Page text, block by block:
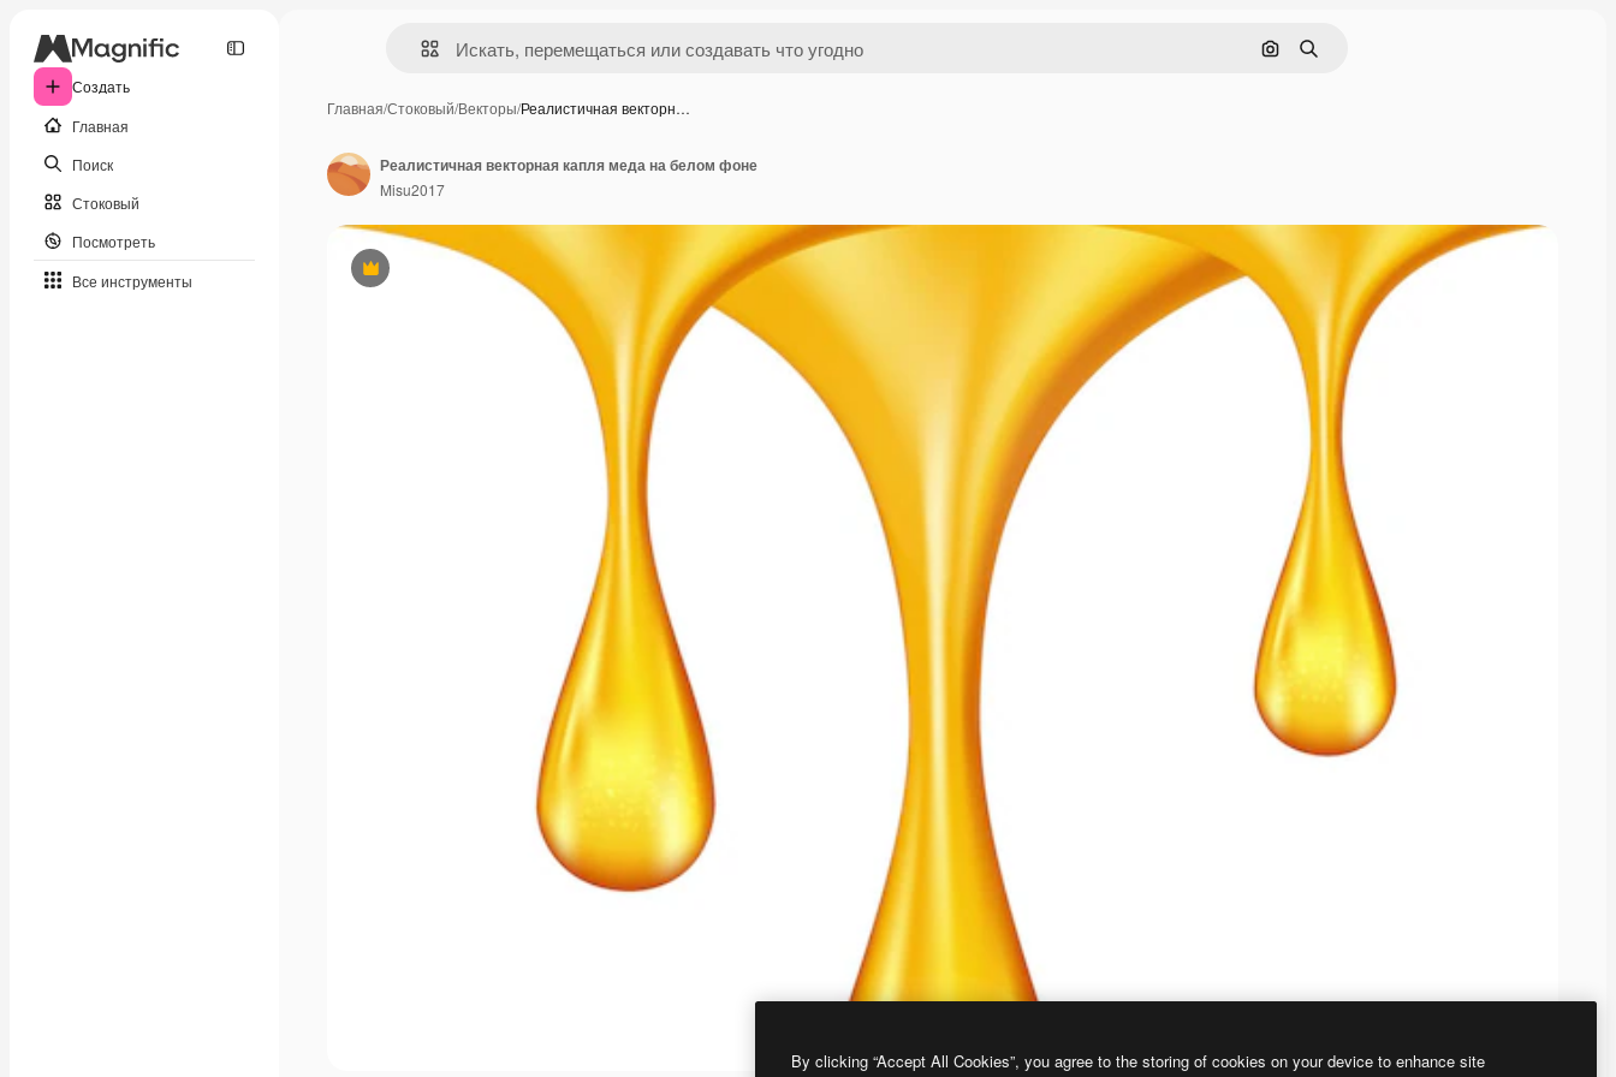
Создать
Главная
Поиск
Стоковый
Посмотреть
Все инструменты
Поиск по изображению
Поиск
Главная/Стоковый/Векторы/Реалистичная векторн…
Премиум
Реалистичная векторная капля меда на белом фоне
Misu2017
By clicking “Accept All Cookies”, you agree to the storing of cookies on your device to enhance site